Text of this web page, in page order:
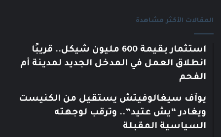
المقالات الأكثر مشاهدة
استثمار بقيمة 600 مليون شيكل.. قريبًا
انطلاق العمل في المدخل الجديد لمدينة أم
الفحم
يوآف سيغالوفيتش يستقيل من الكنيست
ويغادر “يش عتيد”.. وترقب لوجهته
السياسية المقبلة